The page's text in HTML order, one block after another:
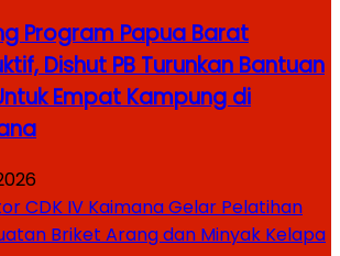
Program Papua Barat
Dishut PB Turunkan Bantuan
Empat Kampung di